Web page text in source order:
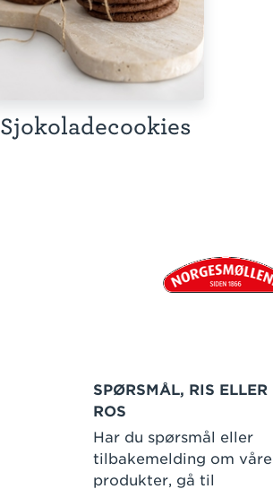
Sjokoladecookies
SPØRSMÅL, RIS ELLER
ROS
Har du spørsmål eller
tilbakemelding om våre
produkter, gå til